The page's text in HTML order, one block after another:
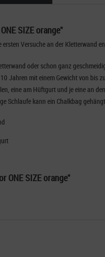
SIZE orange"
ersten Versuche an der Kletterwand
oder schon ganz
Jahren mit einem Gewicht von bis
eine am Hüftgurt und je eine an
Schlaufe kann ein Chalkbag
ONE SIZE orange"